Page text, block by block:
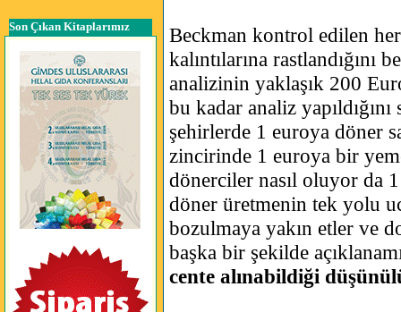
Son Çıkan Kitaplarımız
Beckman kontrol edilen
kalıntılarına
analizinin yaklaşık 200
bu kadar analiz
şehirlerde 1 euroya döner
zincirinde 1 euroya bir
dönerciler nasıl oluyor da
döner üretmenin tek yolu
bozulmaya yakın etler ve
başka bir şekilde
cente alınabildiği